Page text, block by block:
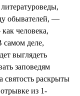
обывателей, —
человека,
самом деле,
выглядеть
заповедям
раскрыты
из 1-